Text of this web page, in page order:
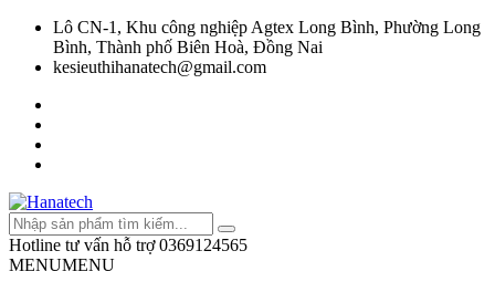
Lô CN-1, Khu công nghiệp Agtex Long Bình, Phường Long
Bình, Thành phố Biên Hoà, Đồng Nai
kesieuthihanatech@gmail.com
Hotline tư vấn hỗ trợ 0369124565
MENUMENU